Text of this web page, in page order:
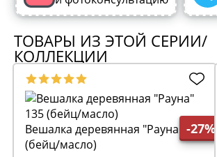
ТОВАРЫ ИЗ ЭТОЙ СЕРИИ/
КОЛЛЕКЦИИ
-27%
Вешалка деревянная "Рауна" 135
(бейц/масло)